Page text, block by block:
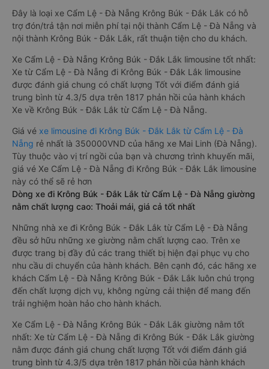
Đây là loại xe Cẩm Lệ - Đà Nẵng Krông Búk - Đắk Lắk có hỗ
trợ đón/trả tận nơi miễn phí tại nội thành Cẩm Lệ - Đà Nẵng và
nội thành Krông Búk - Đắk Lắk, rất thuận tiện cho du khách.
Xe Cẩm Lệ - Đà Nẵng Krông Búk - Đắk Lắk limousine tốt nhất:
Xe từ Cẩm Lệ - Đà Nẵng đi Krông Búk - Đắk Lắk limousine
được đánh giá chung có chất lượng Tốt với điểm đánh giá
trung bình từ 4.3/5 dựa trên 1817 phản hồi của hành khách
Xe về Krông Búk - Đắk Lắk từ Cẩm Lệ - Đà Nẵng.
Giá vé xe limousine đi Krông Búk - Đắk Lắk từ Cẩm Lệ - Đà
Nẵng rẻ nhất là 350000VND của hãng xe Mai Linh (Đà Nẵng).
Tùy thuộc vào vị trí ngồi của bạn và chương trình khuyến mãi,
giá vé Xe Cẩm Lệ - Đà Nẵng đi Krông Búk - Đắk Lắk limousine
này có thể sẽ rẻ hơn
Dòng xe đi Krông Búk - Đắk Lắk từ Cẩm Lệ - Đà Nẵng giường
nằm chất lượng cao: Thoải mái, giá cả tốt nhất
Những nhà xe đi Krông Búk - Đắk Lắk từ Cẩm Lệ - Đà Nẵng
đều sở hữu những xe giường nằm chất lượng cao. Trên xe
được trang bị đầy đủ các trang thiết bị hiện đại phục vụ cho
nhu cầu di chuyển của hành khách. Bên cạnh đó, các hãng xe
khách Cẩm Lệ - Đà Nẵng Krông Búk - Đắk Lắk luôn chú trọng
đến chất lượng dịch vụ, không ngừng cải thiện để mang đến
trải nghiệm hoàn hảo cho hành khách.
Xe Cẩm Lệ - Đà Nẵng Krông Búk - Đắk Lắk giường nằm tốt
nhất: Xe từ Cẩm Lệ - Đà Nẵng đi Krông Búk - Đắk Lắk giường
nằm được đánh giá chung chất lượng Tốt với điểm đánh giá
trung bình từ 4.3/5 dựa trên 1817 phản hồi của hành khách